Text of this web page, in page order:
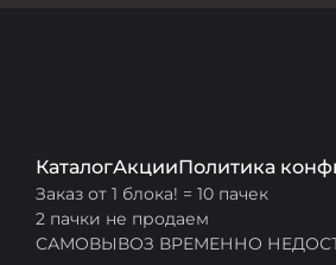
КаталогАкцииПолитика
Заказ от 1 блока! = 10 пачек
2 пачки не продаем
САМОВЫВОЗ ВРЕМЕННО